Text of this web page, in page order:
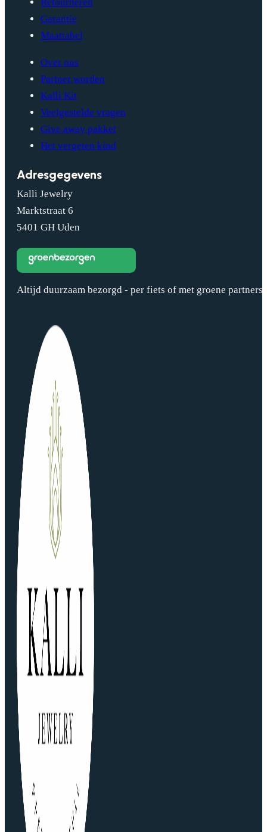
Retourneren
Garantie
Maattabel
Over ons
Partner worden
Kalli Kit
Veelgestelde vragen
Give away pakket
Het vergeten kind
Adresgegevens
Kalli Jewelry
Marktstraat 6
5401 GH Uden
Altijd duurzaam bezorgd - per fiets of met groene partners